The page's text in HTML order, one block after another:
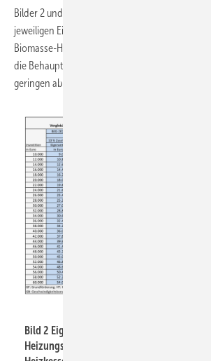
Bilder 2 und 3 zeigen in Abhängigkeit der
jeweiligen Eigenanteil bzw. den BEG-Zuschuss.
Biomasse-Heizungen und selbstnutzende
die Behauptung, dass die BEG-2024 in
geringen absoluten Zuschuss bedeuten würde.
Bild 2 Eigenanteil bei der BEG-geförderten
Heizungsmodernisierung auf Basis eines